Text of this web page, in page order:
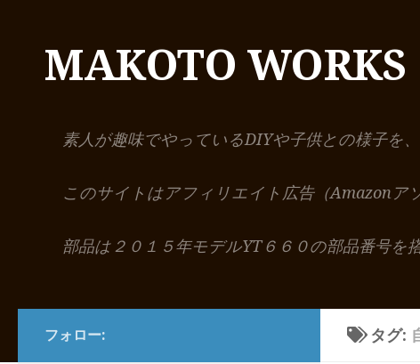
MAKOTO WORKS
素人が趣味でやっているDIYや子供との様子
このサイトはアフィリエイト広告（Amazon
部品は２０１５年モデルYT６６０の部品番号を
タグ:
フォロー: